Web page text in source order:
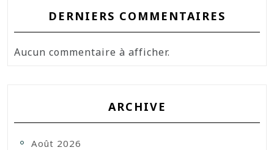
DERNIERS COMMENTAIRES
Aucun commentaire à afficher.
ARCHIVE
Août 2026